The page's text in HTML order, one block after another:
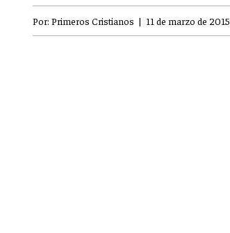
Por: Primeros Cristianos | 11 de marzo de 2015